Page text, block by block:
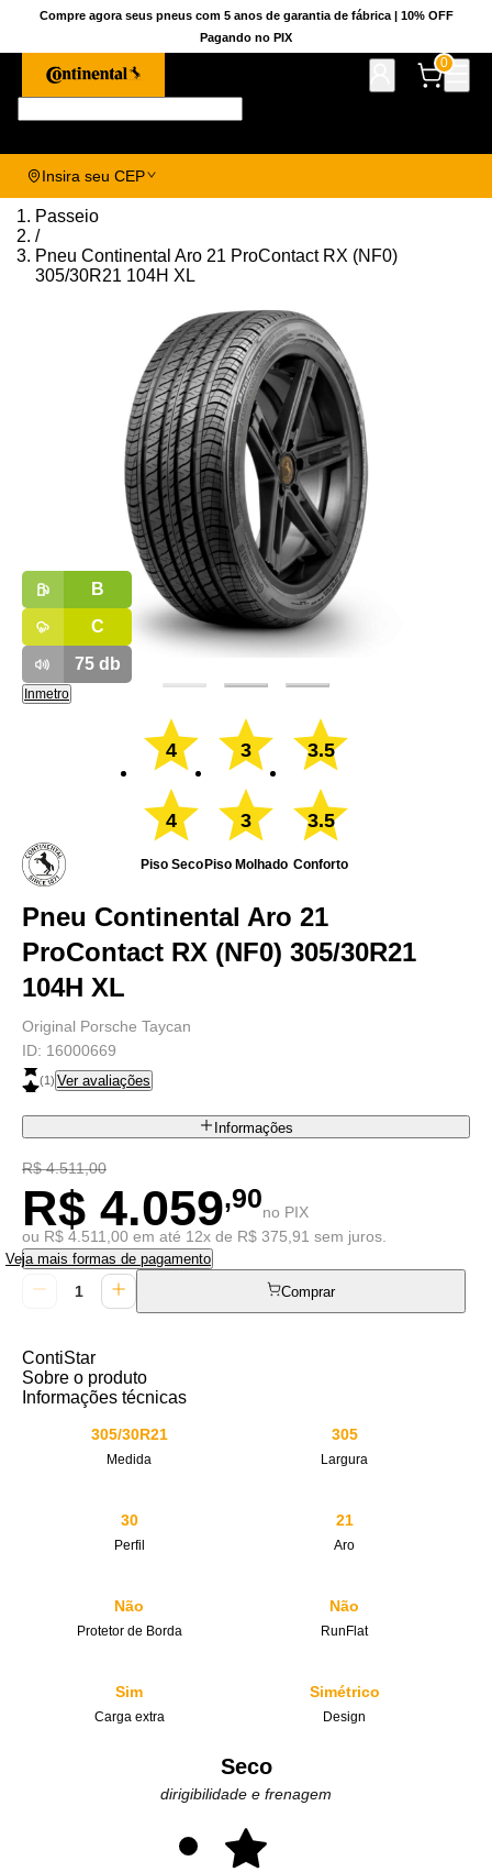
Compre agora seus pneus com 5 anos de garantia de fábrica | 10% OFF
Pagando no PIX
0
Insira seu CEP
Passeio
/
Pneu Continental Aro 21 ProContact RX (NF0)
305/30R21 104H XL
B
C
75db
Inmetro
4
4
Piso Seco
3
3
Piso Molhado
3.5
3.5
Conforto
Pneu Continental Aro 21
ProContact RX (NF0) 305/30R21
104H XL
Original Porsche Taycan
ID: 16000669
(1) Ver avaliações
Informações
R$ 4.511,00
R$ 4.059,90no PIX
ou R$ 4.511,00 em até 12x de R$ 375,91 sem juros.
Veja mais formas de pagamento
Comprar
ContiStar
Sobre o produto
Informações técnicas
305/30R21
Medida
305
Largura
30
Perfil
21
Aro
Não
Protetor de Borda
Não
RunFlat
Sim
Carga extra
Simétrico
Design
Seco
dirigibilidade e frenagem